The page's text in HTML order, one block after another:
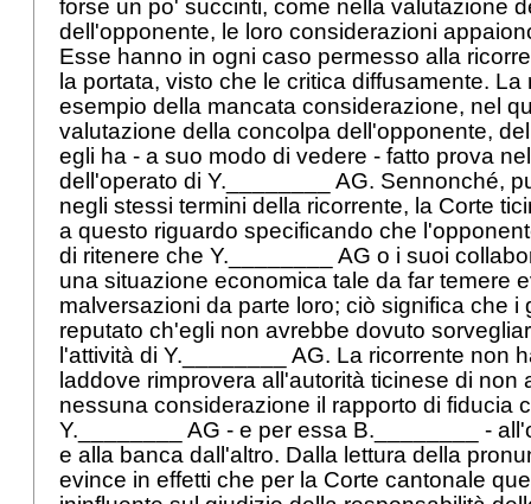
forse un po' succinti, come nella valutazione
dell'opponente, le loro considerazioni
Esse hanno in ogni caso permesso alla
la portata, visto che le critica diffusamente.
esempio della mancata considerazione, nel
valutazione della concolpa dell'opponente,
egli ha - a suo modo di vedere - fatto prova
dell'operato di Y.________ AG. Sennonché,
negli stessi termini della ricorrente, la Corte
a questo riguardo specificando che
di ritenere che Y.________ AG o i suoi
una situazione economica tale da far temere
malversazioni da parte loro; ciò significa che i
reputato ch'egli non avrebbe dovuto
l'attività di Y.________ AG. La ricorrente non
laddove rimprovera all'autorità ticinese di non
nessuna considerazione il rapporto di fiducia
Y.________ AG - e per essa B.________ -
e alla banca dall'altro. Dalla lettura della
evince in effetti che per la Corte cantonale